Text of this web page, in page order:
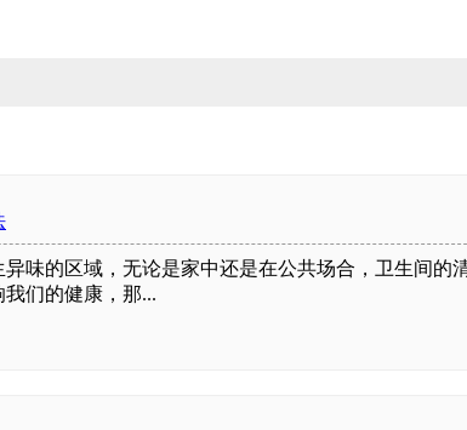
的区域，无论是家中还是在公共场合，卫生间的
们的健康，那...